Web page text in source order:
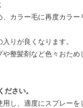
カラー毛に再度カラー
りが良くなります。
整髪剤など色々おため
ださい。
し、適度にスプレーを